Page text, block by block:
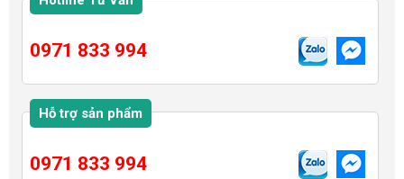
0971 833 994
Hỗ trợ sản phẩm
0971 833 994